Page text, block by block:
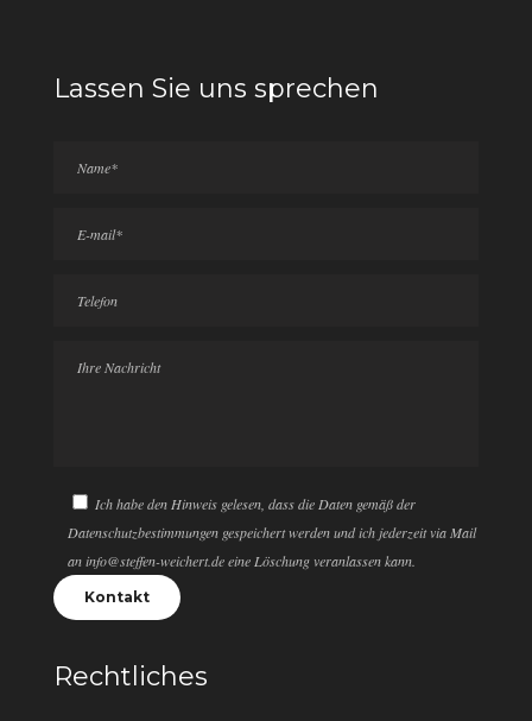
Lassen Sie uns sprechen
Ich habe den Hinweis gelesen, dass die Daten gemäß der
Datenschutzbestimmungen gespeichert werden und ich jederzeit via Mail
an info@steffen-weichert.de eine Löschung veranlassen kann.
Rechtliches